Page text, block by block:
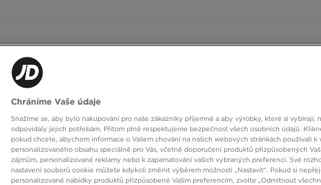
GEL‑NYC, GEL‑NYC 2.0 a GEL‑VENTYX – boty připravené na dlouhé dny, ještě delší
Chráníme Vaše údaje
Snažíme se, aby bylo nakupování pro naše zákazníky příjemné a aby výrobky, které si vybírají,
odpovídaly jejich potřebám. Přitom plně respektujeme bezpečnost všech osobních údajů.
pokud chcete, abychom informace o Vašem chování na našich webových stránkách používali k
personalizovaného obsahu speciálně pro Vás, včetně doporučení produktů přizpůsobených
zájmům, personalizované reklamy nebo k zapamatování vašich vybraných preferencí. Své
nastavení souborů cookie můžete kdykoli změnit výběrem možnosti „Nastavit“. Pokud si
personalizované nabídky produktů přizpůsobené Vašim preferencím, zvolte „Odmítnout